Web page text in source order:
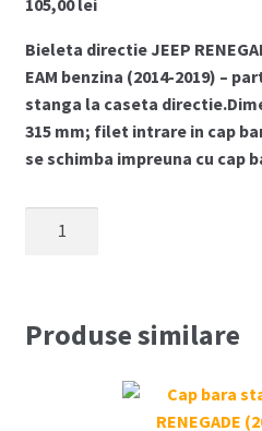
Politica COOKIE
Politica de
Termeni si conditii
Bieleta directie JEEP
EAM benzina (2014-2019) –
stanga la caseta directie.
315 mm; filet intrare in cap
se schimba impreuna cu cap
RENEGADE
Produse similare